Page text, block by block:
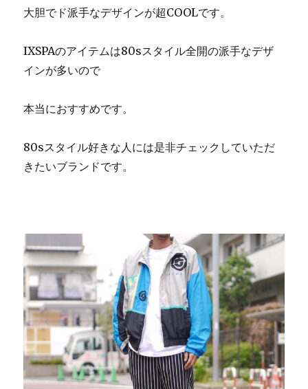
大胆でド派手なデザインが超COOLです。
IXSPAのアイテムは80sスタイル全開の派手なデザ
インが多いので
本当におすすめです。
80sスタイル好きな人には是非チェックしていただ
きたいブランドです。